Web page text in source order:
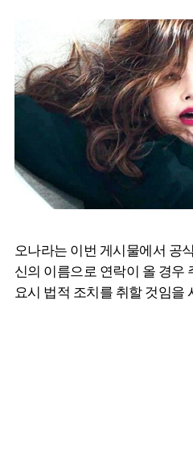
오나라는 이번 게시물에서 공
신의 이름으로 연락이 올 경우
요시 법적 조치를 취할 것임을